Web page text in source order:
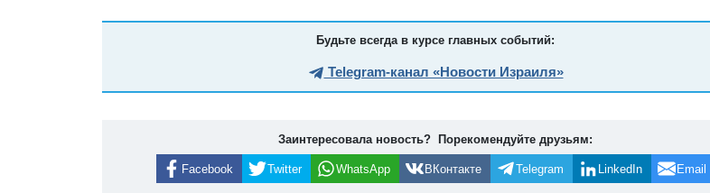
Будьте всегда в курсе главных событий:
Telegram-канал «Новости Израиля»
Заинтересовала новость? Порекомендуйте друзьям:
Facebook Twitter WhatsApp ВКонтакте Telegram LinkedIn Email